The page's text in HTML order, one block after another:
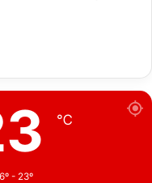
℃
- 23º